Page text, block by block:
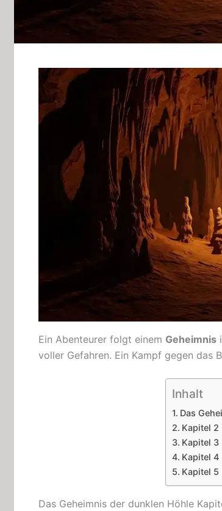
Ein Abenteurer folgt einem Geheimnis
voller Gefahren. Ein Kampf gegen das
Inhalt
Das
Kapitel 2
Kapitel 3
Kapitel 4
Kapitel 5
Das Geheimnis der dunklen Höhle